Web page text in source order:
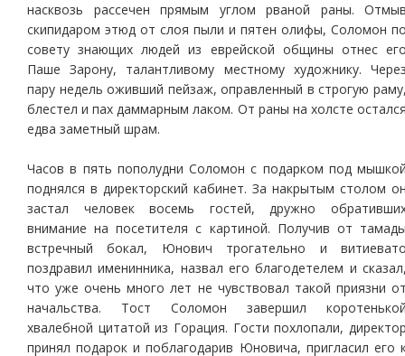
насквозь рассечен прямым углом рваной раны.
скипидаром этюд от слоя пыли и пятен олифы, Соломон
совету знающих людей из еврейской общины отнес
Паше Зарону, талантливому местному художнику.
пару недель оживший пейзаж, оправленный в строгую
блестел и пах даммарным лаком. От раны на холсте
едва заметный шрам.
Часов в пять пополудни Соломон с подарком под
поднялся в директорский кабинет. За накрытым столом
застал человек восемь гостей, дружно
внимание на посетителя с картиной. Получив от
встречный бокал, Юнович трогательно и
поздравил именинника, назвал его благодетелем и
что уже очень много лет не чувствовал такой приязни
начальства. Тост Соломон завершил
хвалебной цитатой из Горация. Гости похлопали,
принял подарок и поблагодарив Юновича, пригласил его